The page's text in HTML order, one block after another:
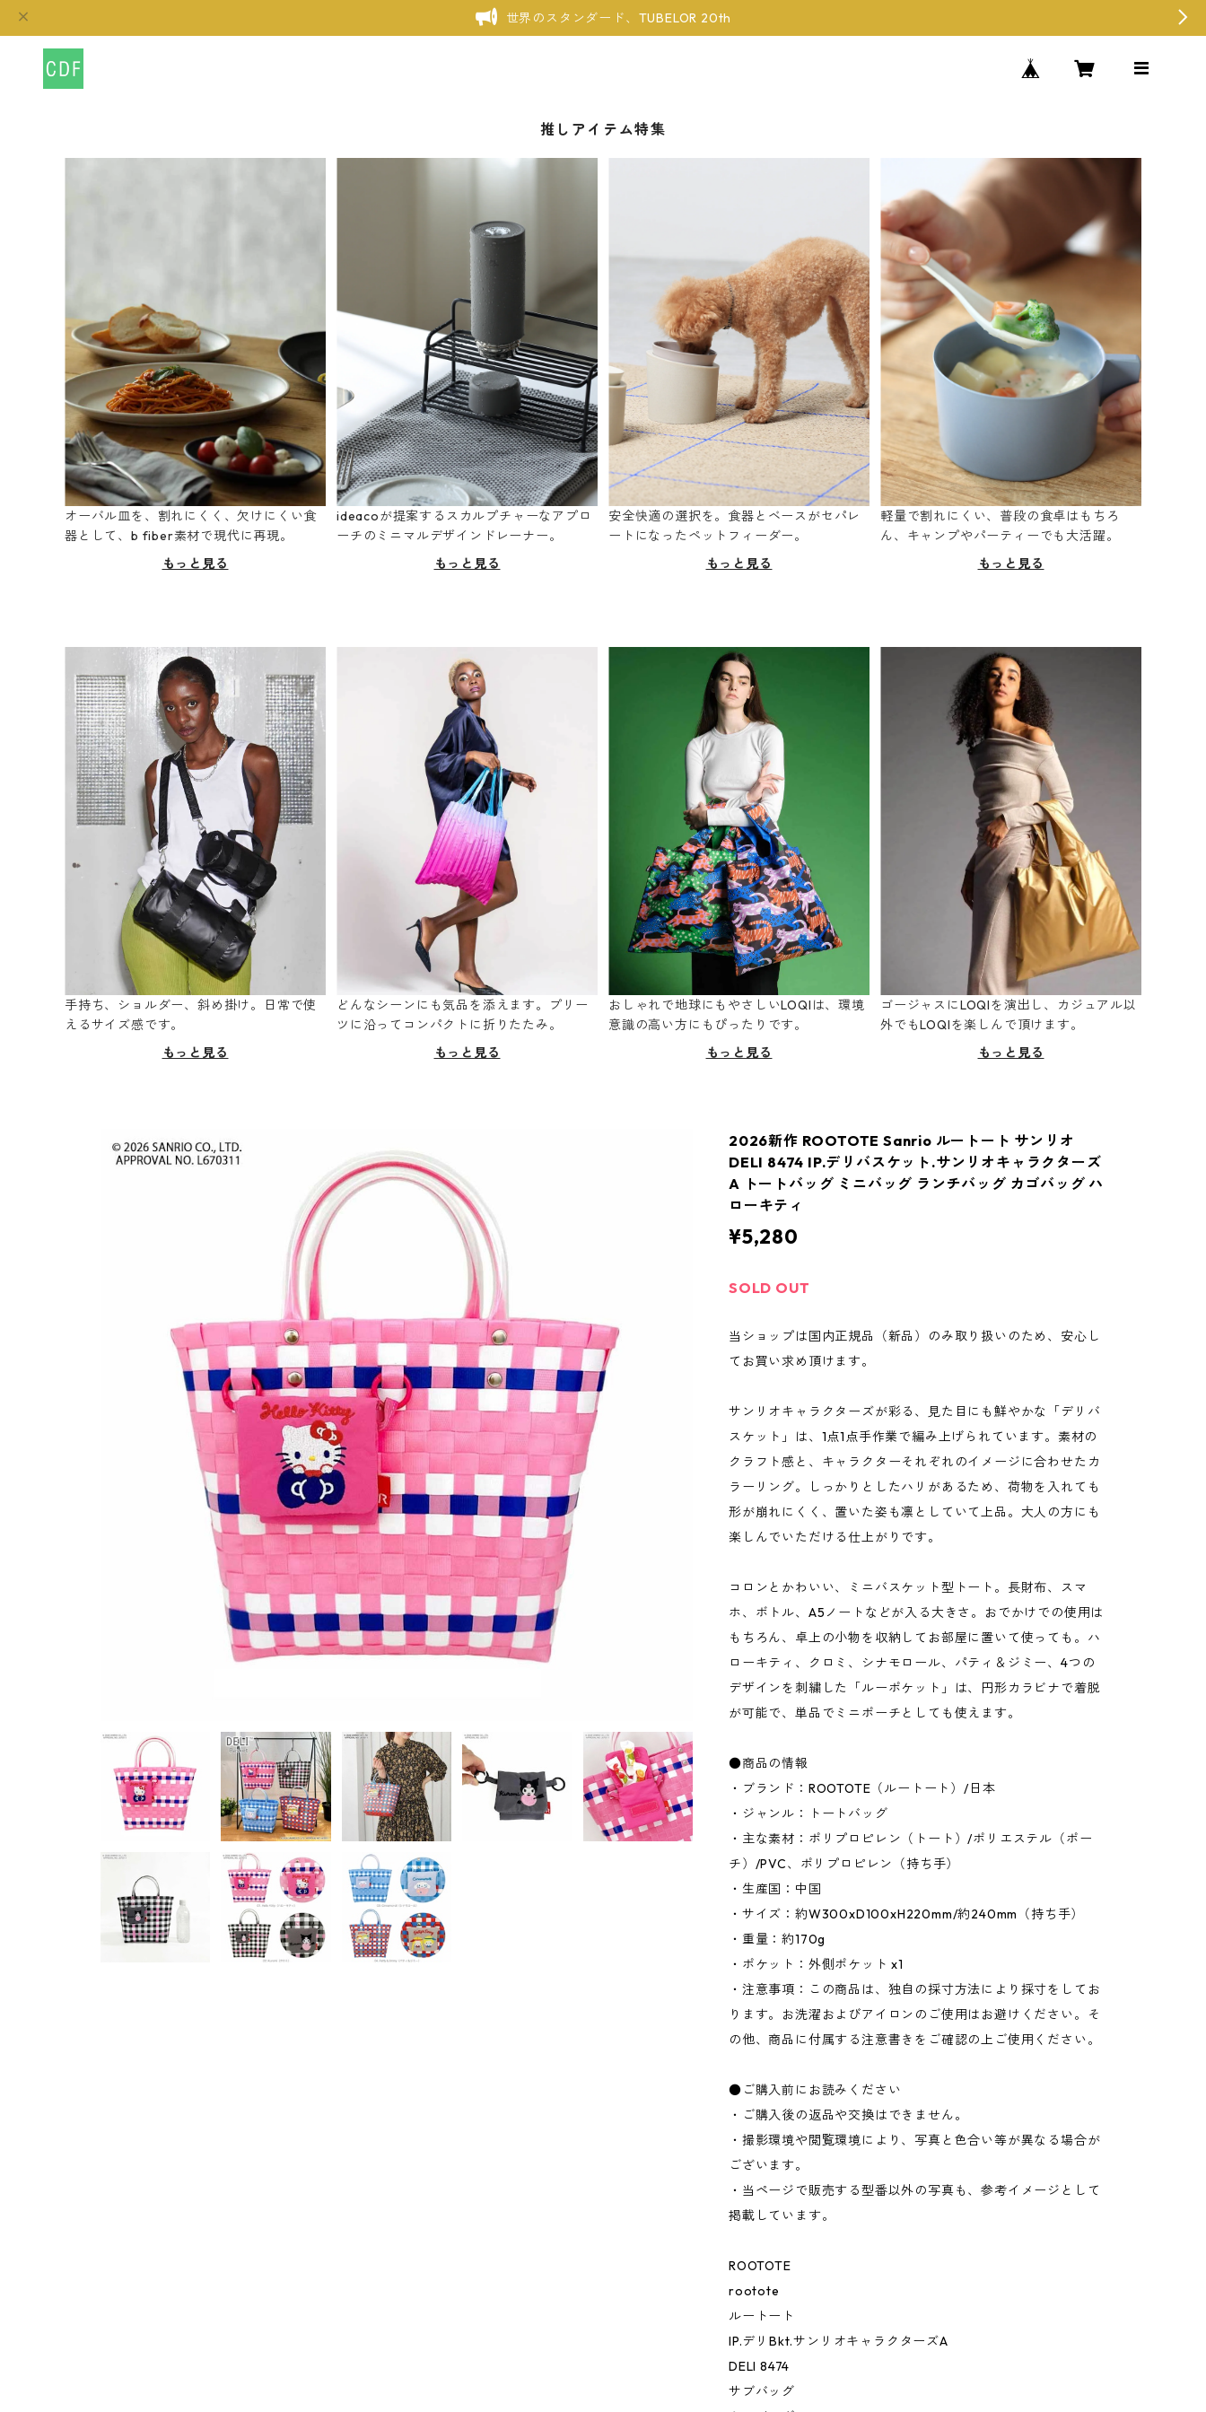
世界のスタンダード、TUBELOR 20th
推しアイテム特集
オーバル皿を、割れにくく、欠けにくい食
器として、b fiber素材で現代に再現。
もっと見る
ideacoが提案するスカルプチャーなアプロ
ーチのミニマルデザインドレーナー。
もっと見る
安全快適の選択を。食器とベースがセパレ
ートになったペットフィーダー。
もっと見る
軽量で割れにくい、普段の食卓はもちろ
ん、キャンプやパーティーでも大活躍。
もっと見る
手持ち、ショルダー、斜め掛け。日常で使
えるサイズ感です。
もっと見る
どんなシーンにも気品を添えます。プリー
ツに沿ってコンパクトに折りたたみ。
もっと見る
おしゃれで地球にもやさしいLOQIは、環境
意識の高い方にもぴったりです。
もっと見る
ゴージャスにLOQIを演出し、カジュアル以
外でもLOQIを楽しんで頂けます。
もっと見る
2026新作 ROOTOTE Sanrio ルートート サンリオ
DELI 8474 IP.デリバスケット.サンリオキャラクターズ
A トートバッグ ミニバッグ ランチバッグ カゴバッグ ハ
ローキティ
¥5,280
SOLD OUT
当ショップは国内正規品（新品）のみ取り扱いのため、安心し
てお買い求め頂けます。
サンリオキャラクターズが彩る、見た目にも鮮やかな「デリバ
スケット」は、1点1点手作業で編み上げられています。素材の
クラフト感と、キャラクターそれぞれのイメージに合わせたカ
ラーリング。しっかりとしたハリがあるため、荷物を入れても
形が崩れにくく、置いた姿も凛としていて上品。大人の方にも
楽しんでいただける仕上がりです。
コロンとかわいい、ミニバスケット型トート。長財布、スマ
ホ、ボトル、A5ノートなどが入る大きさ。おでかけでの使用は
もちろん、卓上の小物を収納してお部屋に置いて使っても。ハ
ローキティ、クロミ、シナモロール、パティ＆ジミー、4つの
デザインを刺繍した「ルーポケット」は、円形カラビナで着脱
が可能で、単品でミニポーチとしても使えます。
●商品の情報
・ブランド：ROOTOTE（ルートート）/日本
・ジャンル：トートバッグ
・主な素材：ポリプロピレン（トート）/ポリエステル（ポー
チ）/PVC、ポリプロピレン（持ち手）
・生産国：中国
・サイズ：約W300xD100xH220mm/約240mm（持ち手）
・重量：約170g
・ポケット：外側ポケット x1
・注意事項：この商品は、独自の採寸方法により採寸をしてお
ります。お洗濯およびアイロンのご使用はお避けください。そ
の他、商品に付属する注意書きをご確認の上ご使用ください。
●ご購入前にお読みください
・ご購入後の返品や交換はできません。
・撮影環境や閲覧環境により、写真と色合い等が異なる場合が
ございます。
・当ページで販売する型番以外の写真も、参考イメージとして
掲載しています。
ROOTOTE
rootote
ルートート
IP.デリBkt.サンリオキャラクターズA
DELI 8474
サブバッグ